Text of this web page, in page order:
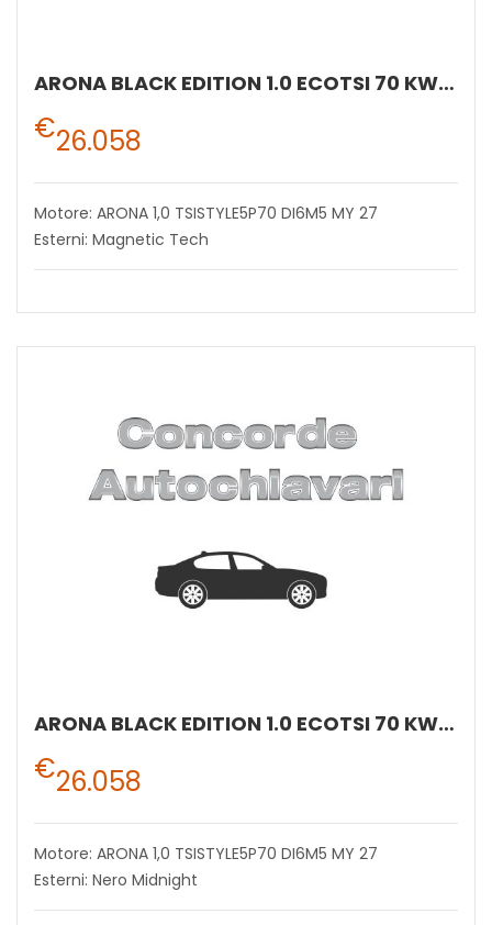
ARONA BLACK EDITION 1.0 ECOTSI 70 KW (95 CV) BENZINA MANUALE 5 MARCE 2WD
€26.058
Motore: ARONA 1,0 TSISTYLE5P70 DI6M5 MY 27
Esterni: Magnetic Tech
ARONA BLACK EDITION 1.0 ECOTSI 70 KW (95 CV) BENZINA MANUALE 5 MARCE 2WD
€26.058
Motore: ARONA 1,0 TSISTYLE5P70 DI6M5 MY 27
Esterni: Nero Midnight